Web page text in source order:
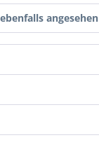
angesehen